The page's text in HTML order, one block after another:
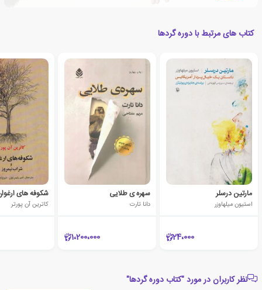
کتاب های مرتبط با دوره گردها
مارتین درسلر
استیون میلهاوزر
24،000
سهره ی طلایی
دانا تارت
1،200،000
کاترین آن پورتر
نظر کاربران در مورد "کتاب دوره گردها"